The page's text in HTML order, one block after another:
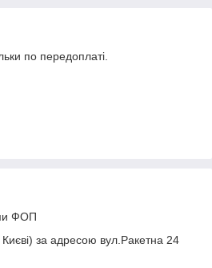
по передоплаті.
ФОП
Києві) за адресою вул.Ракетна 24